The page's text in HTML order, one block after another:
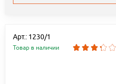
Арт.: 1230/1
Товар в наличии